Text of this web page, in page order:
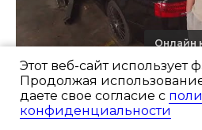
Этот веб-сайт использует
Продолжая
даете свое согласие с
конфиденциальности
Онлайн
Ремонт и цены Портфолио
Отзыв клиента Дмитрия
A5